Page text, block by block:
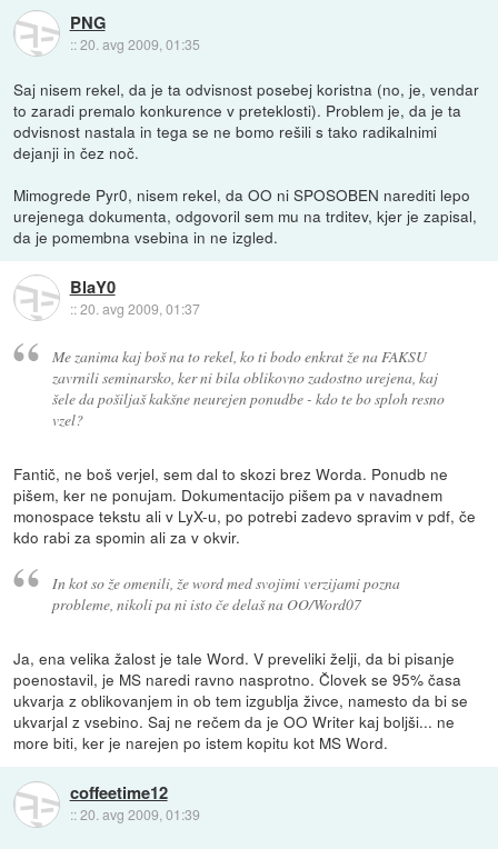
PNG
::20. avg 2009, 01:35
Saj nisem rekel, da je ta odvisnost posebej koristna (no, je, vendar
to zaradi premalo konkurence v preteklosti). Problem je, da je ta
odvisnost nastala in tega se ne bomo rešili s tako radikalnimi
dejanji in čez noč.
Mimogrede Pyr0, nisem rekel, da OO ni SPOSOBEN narediti lepo
urejenega dokumenta, odgovoril sem mu na trditev, kjer je zapisal,
da je pomembna vsebina in ne izgled.
BlaY0
::20. avg 2009, 01:37
Me zanima kaj boš na to rekel, ko ti bodo enkrat že na FAKSU
zavrnili seminarsko, ker ni bila oblikovno zadostno urejena, kaj
šele da pošiljaš kakšne neurejen ponudbe - kdo te bo sploh resno
vzel?
Fantič, ne boš verjel, sem dal to skozi brez Worda. Ponudb ne
pišem, ker ne ponujam. Dokumentacijo pišem pa v navadnem
monospace tekstu ali v LyX-u, po potrebi zadevo spravim v pdf, če
kdo rabi za spomin ali za v okvir.
In kot so že omenili, že word med svojimi verzijami pozna
probleme, nikoli pa ni isto če delaš na OO/Word07
Ja, ena velika žalost je tale Word. V preveliki želji, da bi pisanje
poenostavil, je MS naredi ravno nasprotno. Človek se 95% časa
ukvarja z oblikovanjem in ob tem izgublja živce, namesto da bi se
ukvarjal z vsebino. Saj ne rečem da je OO Writer kaj boljši... ne
more biti, ker je narejen po istem kopitu kot MS Word.
coffeetime12
::20. avg 2009, 01:39